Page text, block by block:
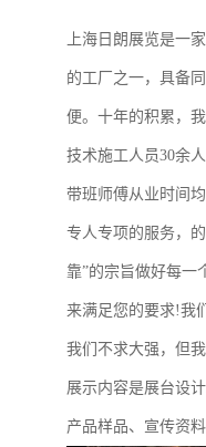
上海日朗展览是一
的工厂之一，具备
便。十年的积累，
技术施工人员30余
带班师傅从业时间
专人专项的服务，
靠”的宗旨做好每一
来满足您的要求!我
我们不求大强，但
展示内容是展台设
产品样品、宣传资